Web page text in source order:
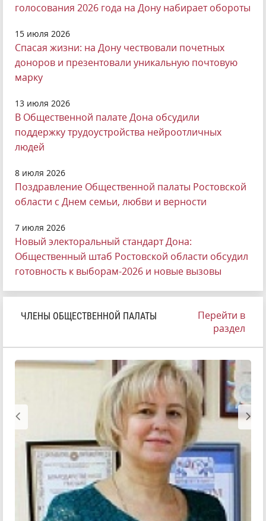
голосования 2026 года на Дону набирает обороты
15 июля 2026
Спасая жизни: на Дону чествовали почетных
доноров и презентовали уникальную почтовую
марку
13 июля 2026
В Общественной палате Дона обсудили
поддержку трудоустройства нейроотличных
людей
8 июля 2026
Поздравление Общественной палаты Ростовской
области с Днем семьи, любви и верности
7 июля 2026
Новый электоральный стандарт Дона:
Общественный штаб Ростовской области обсудил
готовность к выборам-2026 и новые вызовы
ЧЛЕНЫ ОБЩЕСТВЕННОЙ ПАЛАТЫ
Перейти в
раздел